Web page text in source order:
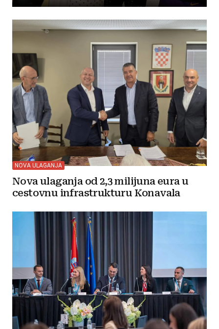
NOVA ULAGANJA
Nova ulaganja od 2,3 milijuna eura u
cestovnu infrastrukturu Konavala